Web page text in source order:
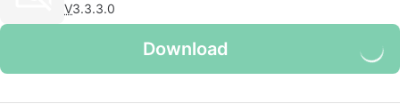
V3.3.3.0
Download